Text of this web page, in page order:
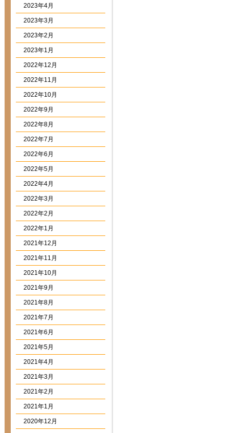
2023年4月
2023年3月
2023年2月
2023年1月
2022年12月
2022年11月
2022年10月
2022年9月
2022年8月
2022年7月
2022年6月
2022年5月
2022年4月
2022年3月
2022年2月
2022年1月
2021年12月
2021年11月
2021年10月
2021年9月
2021年8月
2021年7月
2021年6月
2021年5月
2021年4月
2021年3月
2021年2月
2021年1月
2020年12月